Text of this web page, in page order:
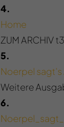
4.
Home
ZUM ARCHIV
5.
Noerpel sagt's
Weitere
6.